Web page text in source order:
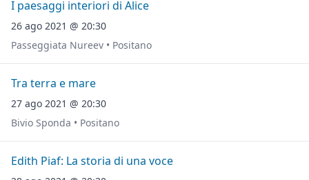
I paesaggi interiori di Alice
26 ago 2021 @ 20:30
Passeggiata Nureev • Positano
Tra terra e mare
27 ago 2021 @ 20:30
Bivio Sponda • Positano
Edith Piaf: La storia di una voce